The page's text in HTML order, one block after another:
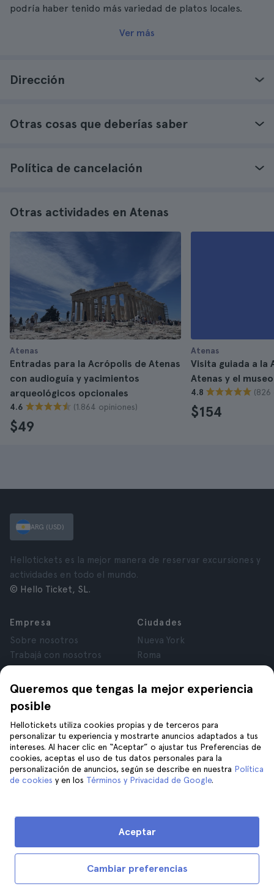
podría haber tenido más variedad de platos locales.
Ver más
Dirección
Otras cosas que deberías saber
Política de cancelación
Otras actividades en Atenas
Atenas
Entradas para la Acrópolis de Atenas
con audioguía y yacimientos
arqueológicos opcionales
4.6 (1.864 opiniones)
$49
Atenas
Visita guiada a la
Atenas y el museo
4.8 (826
$154
Queremos que tengas la mejor experiencia
posible
Hellotickets utiliza cookies propias y de terceros para
personalizar tu experiencia y mostrarte anuncios adaptados a tus
intereses. Al hacer clic en “Aceptar” o ajustar tus Preferencias de
cookies, aceptas el uso de tus datos personales para la
personalización de anuncios, según se describe en nuestra Política
de cookies y en los Términos y Privacidad de Google.
Cambiar preferencias
Aceptar
ARG (USD)
Hellotickets es la mejor manera de reservar excursiones y
actividades en todo el mundo.
© Hello Ticket, SL.
Empresa
Sobre nosotros
Trabajá con nosotros
Opiniones
Privacidad
Términos y Condiciones
Aviso Legal
Cookies
Ciudades
Nueva York
Roma
Londres
Granada
Tenerife
Ayuda
Unite a nosotros en